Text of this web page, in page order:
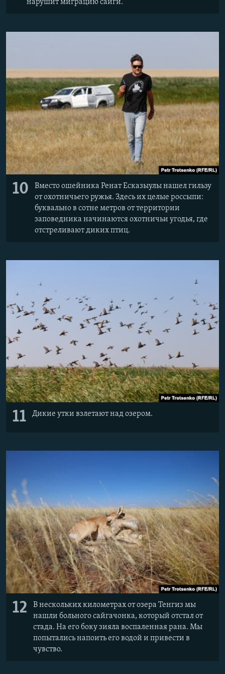
нарушит миграцию сайги.
10
Вместо ошейника Ренат Есказыулы нашел гильзу
от охотничьего ружья. Здесь их целые россыпи:
буквально в сотне метров от территории
заповедника начинаются охотничьи угодья, где
отстреливают диких птиц.
11 Дикие утки взлетают над озером.
12
В нескольких километрах от озера Тенгиз мы
нашли больного сайгачонка, который отстал от
стада. На его боку зияла воспаленная рана. Мы
попытались напоить его водой и привести в
чувство.